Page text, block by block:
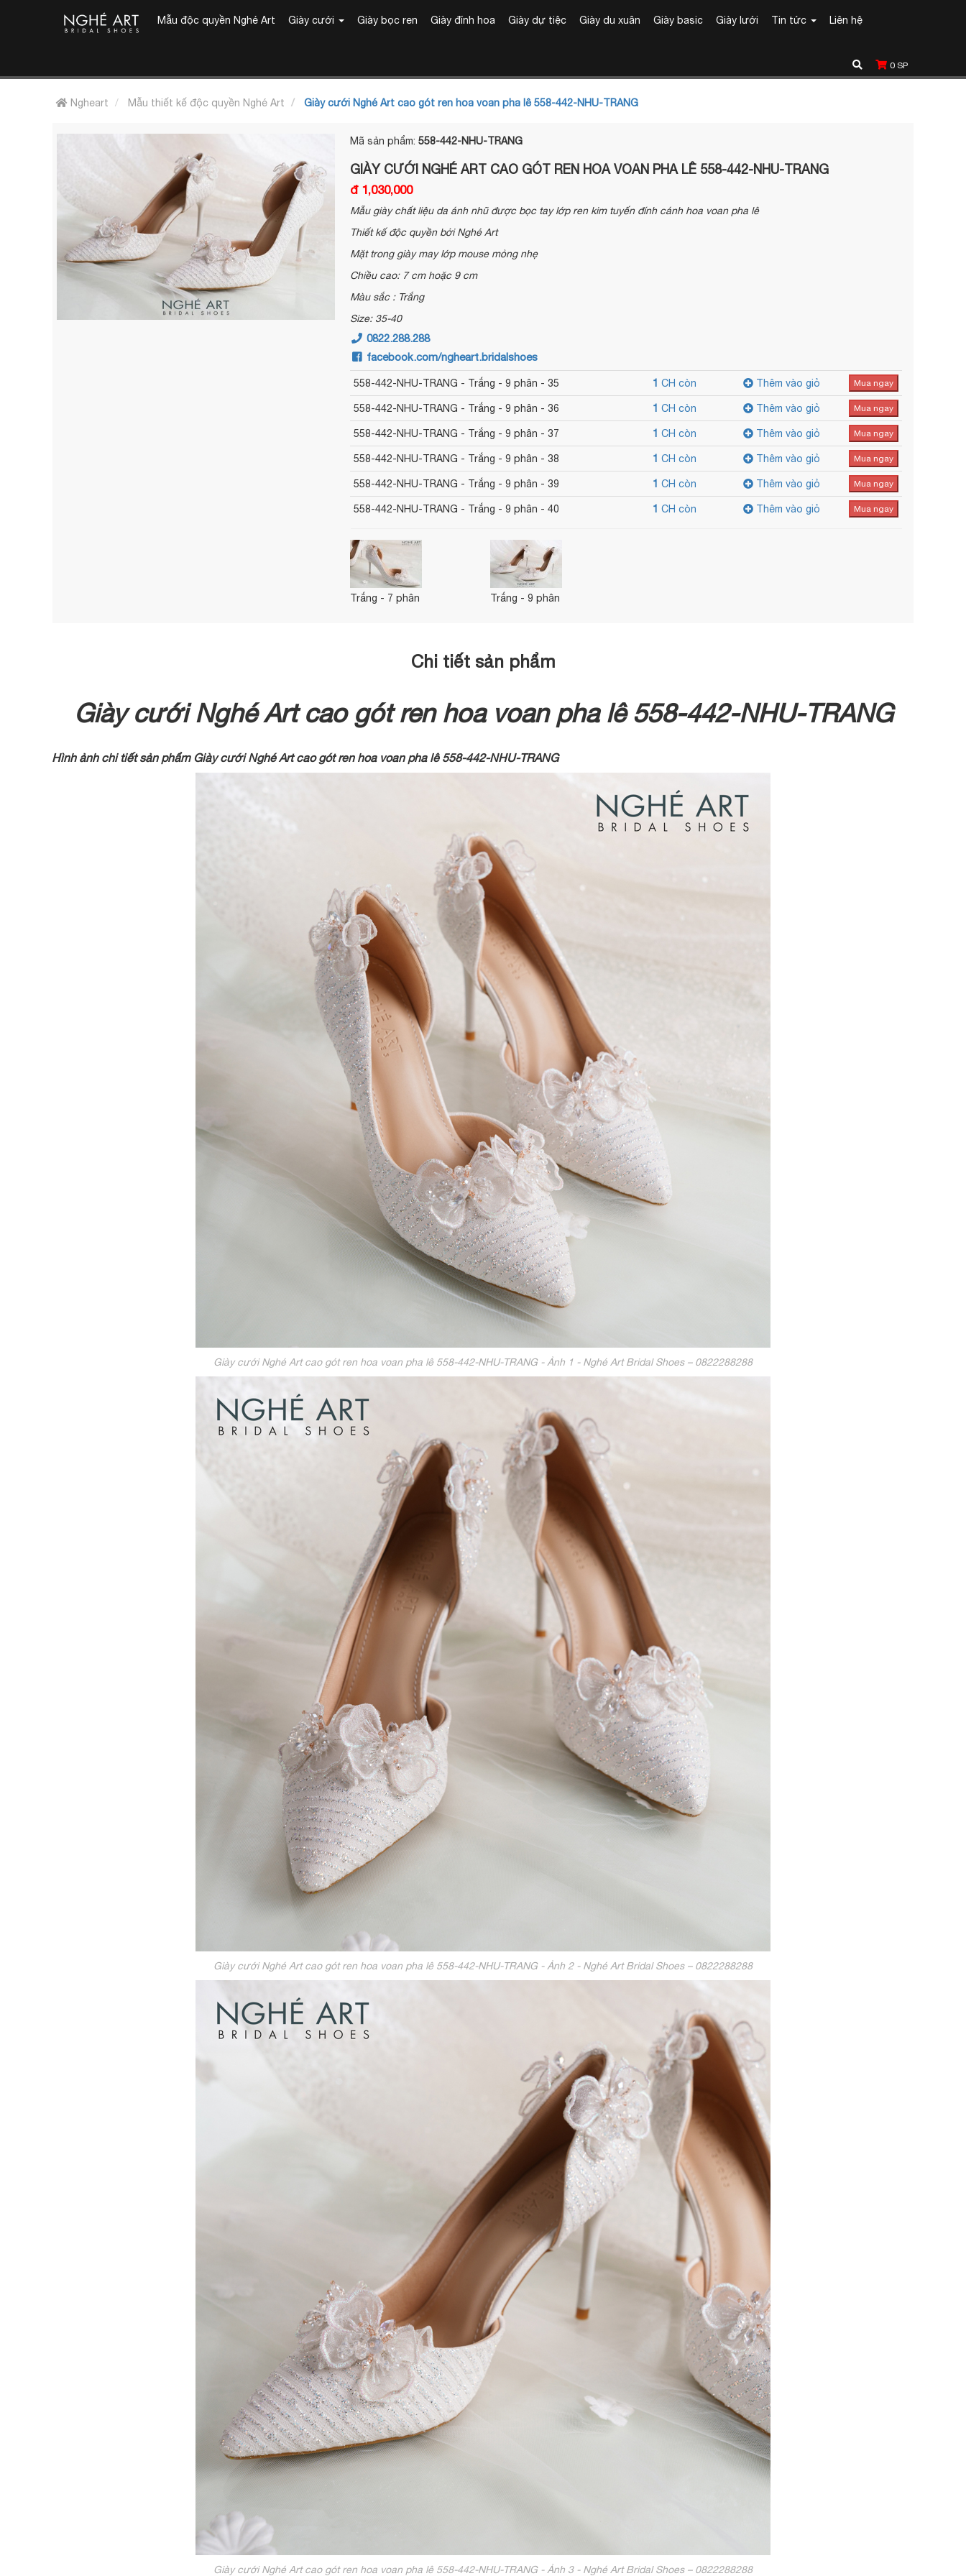
Mẫu độc quyền Nghé Art Giày cưới Giày bọc ren Giày đính hoa Giày dự tiệc Giày du xuân Giày basic Giày lưới Tin tức Liên hệ
0 SP
Ngheart Mẫu thiết kế độc quyền Nghé Art Giày cưới Nghé Art cao gót ren hoa voan pha lê 558-442-NHU-TRANG
Mã sản phẩm:558-442-NHU-TRANG
GIÀY CƯỚI NGHÉ ART CAO GÓT REN HOA VOAN PHA LÊ 558-442-NHU-TRANG
đ 1,030,000
Mẫu giày chất liệu da ánh nhũ được bọc tay lớp ren kim tuyến đính cánh hoa voan pha lê
Thiết kế độc quyền bởi Nghé Art
Mặt trong giày may lớp mouse mỏng nhẹ
Chiều cao: 7 cm hoặc 9 cm
Màu sắc : Trắng
Size: 35-40
0822.288.288
facebook.com/ngheart.bridalshoes
558-442-NHU-TRANG - Trắng - 9 phân - 35 1 CH còn Thêm vào giỏ Mua ngay
558-442-NHU-TRANG - Trắng - 9 phân - 36 1 CH còn Thêm vào giỏ Mua ngay
558-442-NHU-TRANG - Trắng - 9 phân - 37 1 CH còn Thêm vào giỏ Mua ngay
558-442-NHU-TRANG - Trắng - 9 phân - 38 1 CH còn Thêm vào giỏ Mua ngay
558-442-NHU-TRANG - Trắng - 9 phân - 39 1 CH còn Thêm vào giỏ Mua ngay
558-442-NHU-TRANG - Trắng - 9 phân - 40 1 CH còn Thêm vào giỏ Mua ngay
Trắng - 7 phân Trắng - 9 phân
Chi tiết sản phẩm
Giày cưới Nghé Art cao gót ren hoa voan pha lê 558-442-NHU-TRANG
Hình ảnh chi tiết sản phẩm Giày cưới Nghé Art cao gót ren hoa voan pha lê 558-442-NHU-TRANG
Giày cưới Nghé Art cao gót ren hoa voan pha lê 558-442-NHU-TRANG - Ảnh 1 - Nghé Art Bridal Shoes – 0822288288
Giày cưới Nghé Art cao gót ren hoa voan pha lê 558-442-NHU-TRANG - Ảnh 2 - Nghé Art Bridal Shoes – 0822288288
Giày cưới Nghé Art cao gót ren hoa voan pha lê 558-442-NHU-TRANG - Ảnh 3 - Nghé Art Bridal Shoes – 0822288288